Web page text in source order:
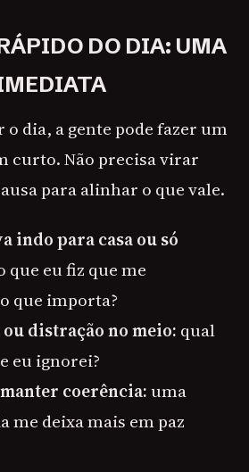
DO DIA: UMA
dia, a gente pode fazer um
curto. Não precisa virar
para alinhar o que vale.
indo para casa ou só
que eu fiz que me
que importa?
ou distração no meio: qual
eu ignorei?
coerência:uma
me deixa mais em paz